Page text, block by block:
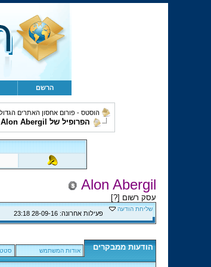
הרשם
הוסטס - פורום אחסון האתרים
הפרופיל של Alon Abergil
Alon Abergil
עסק רשום [?
]
שליחת הודעה
פעילות אחרונה: 23:18
הודעות ממבקרים אודות המשתמש